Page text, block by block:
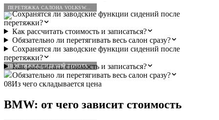
ПЕРЕТЯЖКА САЛОНА VOLKSWAGEN
ПЕРЕТЯЖКА СИДЕНИЙ TOYOTA
Сохранятся ли заводские функции сидений после
перетяжки?
Как рассчитать стоимость и записаться?
Обязательно ли перетягивать весь салон сразу?
Сохранятся ли заводские функции сидений после
перетяжки?
Как рассчитать стоимость и записаться?
Обязательно ли перетягивать весь салон сразу?
08Из чего складывается цена
BMW: от чего зависит стоимость